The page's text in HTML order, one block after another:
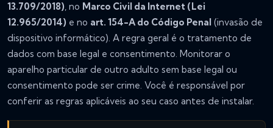
13.709/2018), no Marco Civil da Internet (Lei
12.965/2014) e no art. 154-A do Código Penal (invasão de
dispositivo informático). A regra geral é o tratamento de
dados com base legal e consentimento. Monitorar o
aparelho particular de outro adulto sem base legal ou
consentimento pode ser crime. Você é responsável por
conferir as regras aplicáveis ao seu caso antes de instalar.